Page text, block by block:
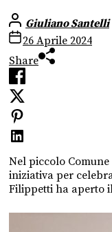
Giuliano Santelli
26 Aprile 2024
Share
Nel piccolo
iniziativa per
Filippetti ha aperto